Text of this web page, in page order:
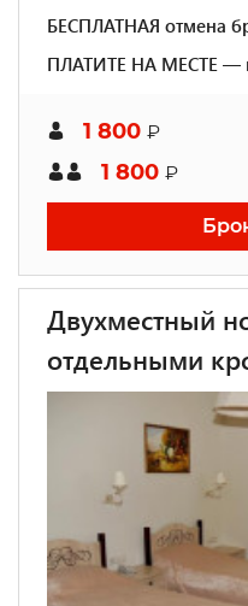
БЕСПЛАТНАЯ отмена
ПЛАТИТЕ НА МЕСТЕ —
1 800 ₽
1 800 ₽
Двухместный
отдельными